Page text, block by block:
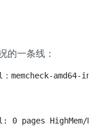
的一条线：
pages HighMem/